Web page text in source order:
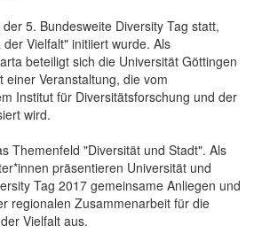
5. Bundesweite Diversity Tag statt,
Vielfalt" initiiert wurde. Als
beteiligt sich die Universität Göttingen
einer Veranstaltung, die vom
Institut für Diversitätsforschung und der
wird.
Themenfeld "Diversität und Stadt". Als
präsentieren Universität und
Tag 2017 gemeinsame Anliegen und
regionalen Zusammenarbeit für die
Vielfalt aus.